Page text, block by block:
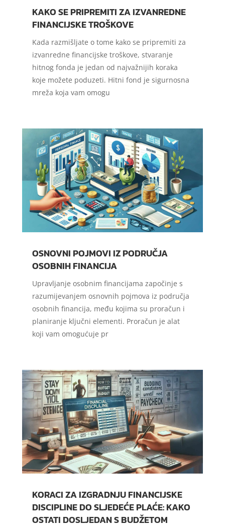
KAKO SE PRIPREMITI ZA IZVANREDNE
FINANCIJSKE TROŠKOVE
Kada razmišljate o tome kako se pripremiti za
izvanredne financijske troškove, stvaranje
hitnog fonda je jedan od najvažnijih koraka
koje možete poduzeti. Hitni fond je sigurnosna
mreža koja vam omogu
OSNOVNI POJMOVI IZ PODRUČJA
OSOBNIH FINANCIJA
Upravljanje osobnim financijama započinje s
razumijevanjem osnovnih pojmova iz područja
osobnih financija, među kojima su proračun i
planiranje ključni elementi. Proračun je alat
koji vam omogućuje pr
KORACI ZA IZGRADNJU FINANCIJSKE
DISCIPLINE DO SLJEDEĆE PLAĆE: KAKO
OSTATI DOSLJEDAN S BUDŽETOM